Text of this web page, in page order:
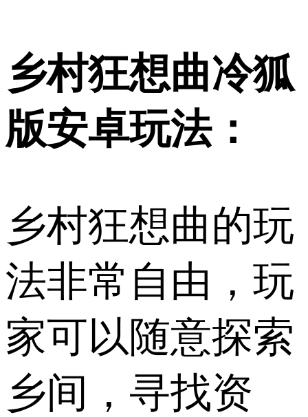
乡村狂想曲冷狐
版安卓玩法：
乡村狂想曲的玩
法非常自由，玩
家可以随意探索
乡间，寻找资